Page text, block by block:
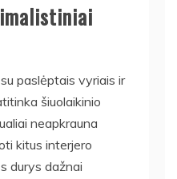
paslėptais vyriais ir
šiuolaikinio
neapkrauna
kitus interjero
durys dažnai